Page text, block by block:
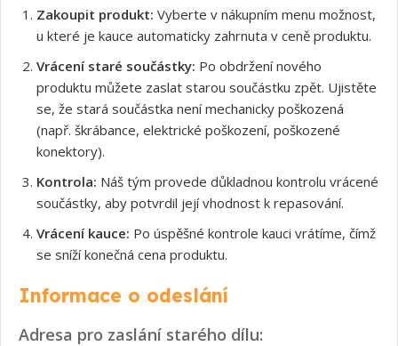
Zakoupit produkt: Vyberte v nákupním menu možnost,
u které je kauce automaticky zahrnuta v ceně produktu.
Vrácení staré součástky: Po obdržení nového
produktu můžete zaslat starou součástku zpět. Ujistěte
se, že stará součástka není mechanicky poškozená
(např. škrábance, elektrické poškození, poškozené
konektory).
Kontrola: Náš tým provede důkladnou kontrolu vrácené
součástky, aby potvrdil její vhodnost k repasování.
Vrácení kauce: Po úspěšné kontrole kauci vrátíme, čímž
se sníží konečná cena produktu.
Informace o odeslání
Adresa pro zaslání starého dílu: